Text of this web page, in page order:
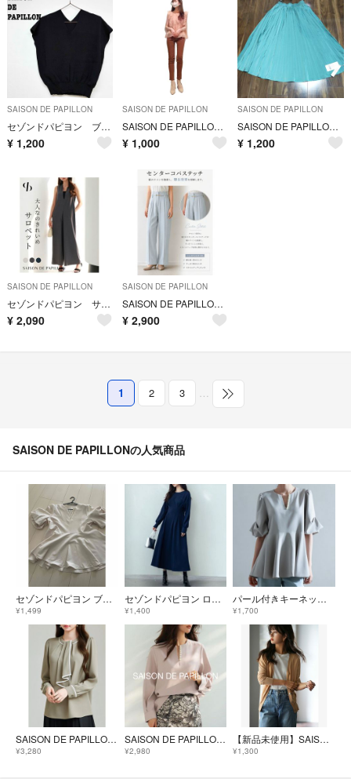
SAISON DE PAPILLON
セゾンドパピヨン ブラック Vネック ノースリーブ ニット トップス
¥ 1,200
SAISON DE PAPILLON
SAISON DE PAPILLON ノースリーブブラウス コーラル / L
¥ 1,000
SAISON DE PAPILLON
SAISON DE PAPILLON プリーツスカート
¥ 1,200
SAISON DE PAPILLON
セゾンドパピヨン サロペット
¥ 2,090
SAISON DE PAPILLON
SAISON DE PAPILLON スカラップ ワイドパンツ （M）
¥ 2,900
1 2 3 …
SAISON DE PAPILLONの人気商品
セゾンドパピヨン ブラウス パール
¥1,499
セゾンドパピヨン ロングワンピース ネイビーカットソー 長袖 ストレッチ L
¥1,400
パール付きキーネックブラウス ペプラム
¥1,700
SAISON DE PAPILLON 首元2wayボウタイ配色ブラウス カーキ
¥3,280
SAISON DE PAPILLON パール付きキーネックブラウス ベビーピンク
¥2,980
【新品未使用】SAISON DE PAPILLON サマーニットカーディガン M
¥1,300